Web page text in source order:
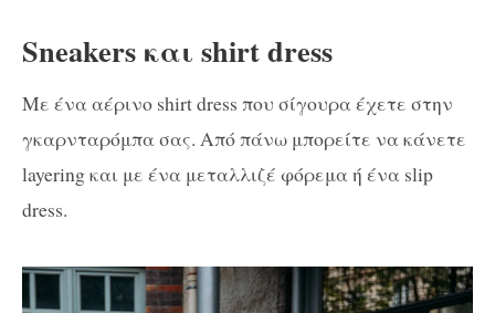
Sneakers και shirt dress
Με ένα αέρινο shirt dress που σίγουρα έχετε στην
γκαρνταρόμπα σας. Από πάνω μπορείτε να κάνετε
layering και με ένα μεταλλιζέ φόρεμα ή ένα slip
dress.